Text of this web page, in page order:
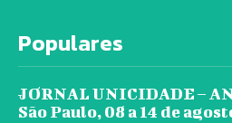
Populares
JORNAL UNICIDADE –
São Paulo, 08 a 14 de